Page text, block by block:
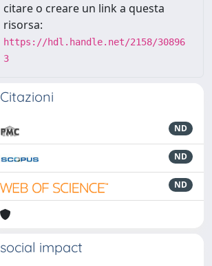
citare o creare un link a questa
risorsa:
https://hdl.handle.net/2158/30896
3
Citazioni
ND
ND
ND
social impact